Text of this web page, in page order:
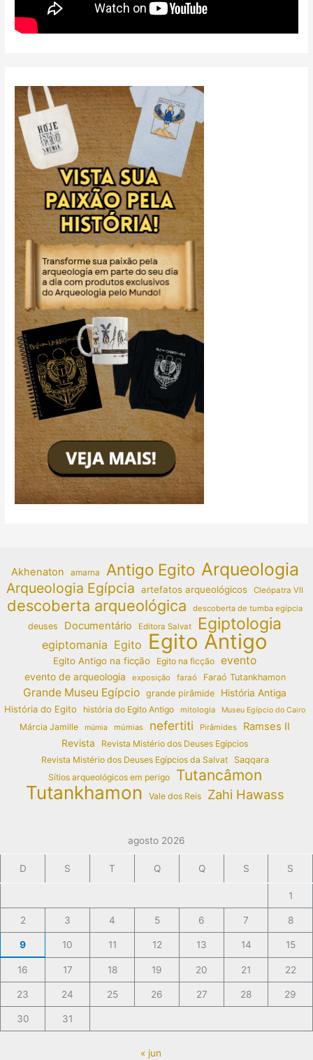
Akhenaton amarna Antigo Egito Arqueologia
Arqueologia Egípcia artefatos arqueológicos Cleópatra VII
descoberta arqueológica descoberta de tumba egípcia
deuses Documentário Editora Salvat Egiptologia
egiptomania Egito Egito Antigo
Egito Antigo na ficção Egito na ficção evento
evento de arqueologia exposição faraó Faraó Tutankhamon
Grande Museu Egípcio grande pirâmide
História Antiga
História do Egito
história do Egito Antigo mitologia Museu Egípcio do Cairo
Márcia Jamille múmia múmias nefertiti Pirâmides Ramses II
Revista
Revista Mistério dos Deuses Egípcios
Revista Mistério dos Deuses Egípcios da Salvat
Saqqara
Sítios arqueológicos em perigo
Tutancâmon
Tutankhamon Vale dos Reis Zahi Hawass
agosto 2026
D S T Q Q S S
1
2 3 4 5 6 7 8
9 10 11 12 13 14 15
16 17 18 19 20 21 22
23 24 25 26 27 28 29
30 31
« jun